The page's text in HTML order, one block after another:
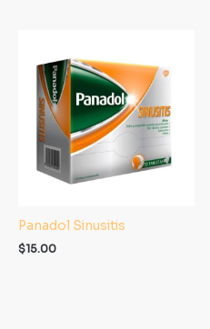
Panadol Sinusitis
$15.00